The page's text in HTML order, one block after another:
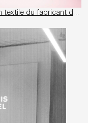
du fabricant de ballerines